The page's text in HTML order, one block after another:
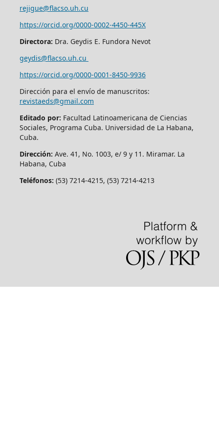
rejigue@flacso.uh.cu
https://orcid.org/0000-0002-4450-445X
Directora: Dra. Geydis E. Fundora Nevot
geydis@flacso.uh.cu
https://orcid.org/0000-0001-8450-9936
Dirección para el envío de manuscritos:
revistaeds@gmail.com
Editado por: Facultad Latinoamericana de Ciencias
Sociales, Programa Cuba. Universidad de La Habana,
Cuba.
Dirección: Ave. 41, No. 1003, e/ 9 y 11. Miramar. La
Habana, Cuba
Teléfonos: (53) 7214-4215, (53) 7214-4213